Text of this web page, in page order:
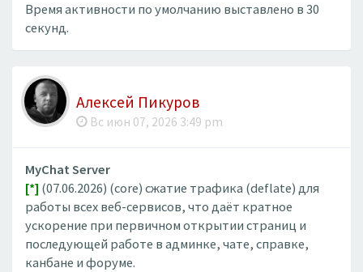
Время активности по умолчанию выставлено в 30
секунд.
Алексей Пикуров
Вс июн 07, 2026 3:49 pm
MyChat Server
[*] (07.06.2026) (core) сжатие трафика (deflate) для
работы всех веб-сервисов, что даёт кратное
ускорение при первичном открытии страниц и
последующей работе в админке, чате, справке,
канбане и форуме.